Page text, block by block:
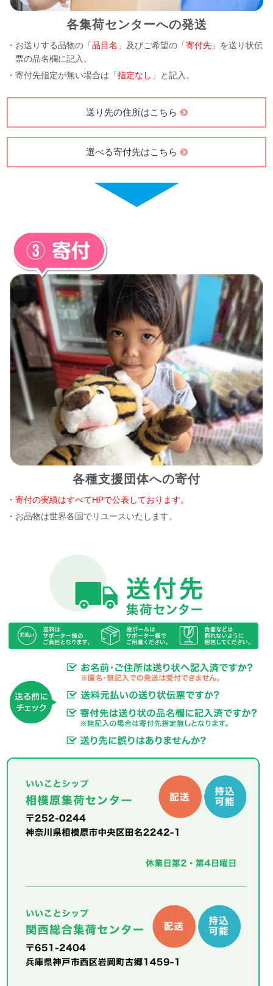
各集荷センターへの発送
・お送りする品物の「品目名 」及びご希望の「寄付先 」を送り状伝
票の品名欄に記入。
・寄付先指定が無い場合は「指定なし 」と記入。
送り先の住所はこちら
選べる寄付先はこちら
各種支援団体への寄付
・寄付の実績はすべてHPで公表しております。
・お品物は世界各国でリユースいたします。